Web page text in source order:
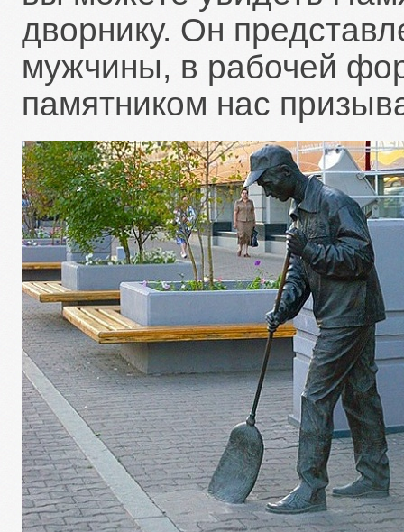
дворнику. Он
мужчины, в рабочей
памятником нас